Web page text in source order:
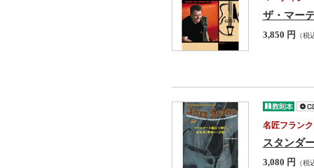
ザ・マー
3,850 円 （税
名匠フラン
スタンダ
3,080 円 （税